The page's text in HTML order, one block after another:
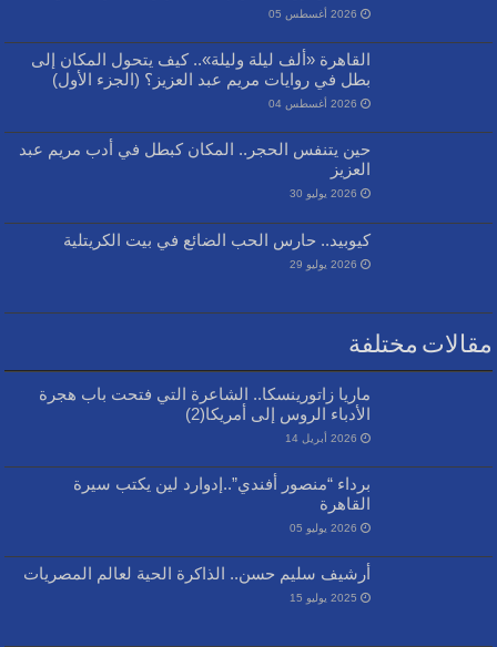
2026 أغسطس 05
القاهرة «ألف ليلة وليلة».. كيف يتحول المكان إلى
بطل في روايات مريم عبد العزيز؟ (الجزء الأول)
2026 أغسطس 04
حين يتنفس الحجر.. المكان كبطل في أدب مريم عبد
العزيز
2026 يوليو 30
كيوبيد.. حارس الحب الضائع في بيت الكريتلية
2026 يوليو 29
مقالات مختلفة
ماريا زاتورينسكا.. الشاعرة التي فتحت باب هجرة
الأدباء الروس إلى أمريكا(2)
2026 أبريل 14
برداء “منصور أفندي”..إدوارد لين يكتب سيرة
القاهرة
2026 يوليو 05
أرشيف سليم حسن.. الذاكرة الحية لعالم المصريات
2025 يوليو 15